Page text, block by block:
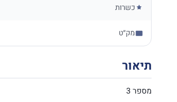
כשרות
מק״ט
תיאור
מספר 3